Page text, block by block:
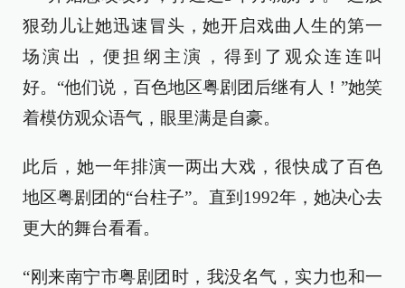
狠劲儿让她迅速冒头，她开启戏曲人生的第一
场演出，便担纲主演，得到了观众连连叫
好。“他们说，百色地区粤剧团后继有人！”她笑
着模仿观众语气，眼里满是自豪。
此后，她一年排演一两出大戏，很快成了百色
地区粤剧团的“台柱子”。直到1992年，她决心去
更大的舞台看看。
“刚来南宁市粤剧团时，我没名气，实力也和一